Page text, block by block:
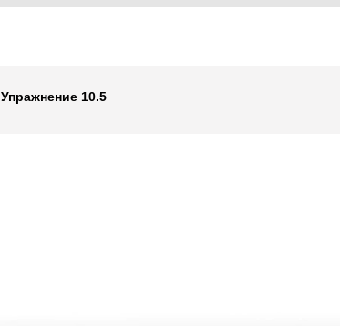
Упражнение 10.5